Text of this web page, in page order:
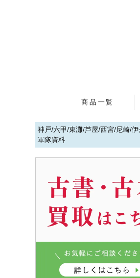
商品一覧
神戸/六甲/東灘/芦屋/西宮/尼崎/
軍隊資料